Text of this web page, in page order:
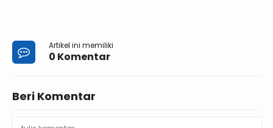
Artikel ini memiliki
0 Komentar
Beri Komentar